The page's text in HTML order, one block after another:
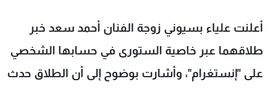
أعلنت علياء بسيوني زوجة الفنان أحمد سعد خبر
طلاقهما عبر خاصية الستورى في حسابها الشخصي
على "إنستغرام"، وأشارت بوضوح إلى أن الطلاق حدث